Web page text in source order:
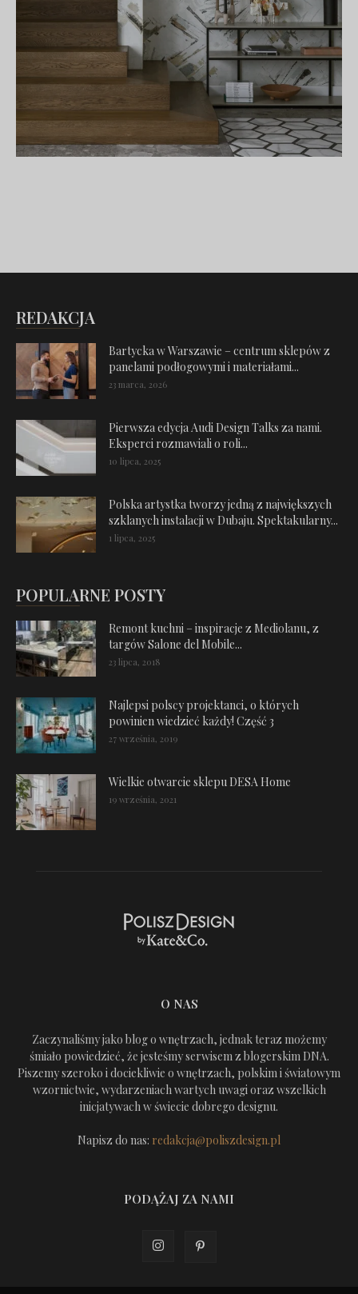
REDAKCJA
Bartycka w Warszawie – centrum sklepów z
panelami podłogowymi i materiałami...
23 marca, 2026
Pierwsza edycja Audi Design Talks za nami.
Eksperci rozmawiali o roli...
10 lipca, 2025
Polska artystka tworzy jedną z największych
szklanych instalacji w Dubaju. Spektakularny...
1 lipca, 2025
POPULARNE POSTY
Remont kuchni – inspiracje z Mediolanu, z
targów Salone del Mobile...
23 lipca, 2018
Najlepsi polscy projektanci, o których
powinien wiedzieć każdy! Część 3
27 września, 2019
Wielkie otwarcie sklepu DESA Home
19 września, 2021
O NAS
Zaczynaliśmy jako blog o wnętrzach, jednak teraz możemy
śmiało powiedzieć, że jesteśmy serwisem z blogerskim DNA.
Piszemy szeroko i dociekliwie o wnętrzach, polskim i światowym
wzornictwie, wydarzeniach wartych uwagi oraz wszelkich
inicjatywach w świecie dobrego designu.
Napisz do nas: redakcja@poliszdesign.pl
PODĄŻAJ ZA NAMI